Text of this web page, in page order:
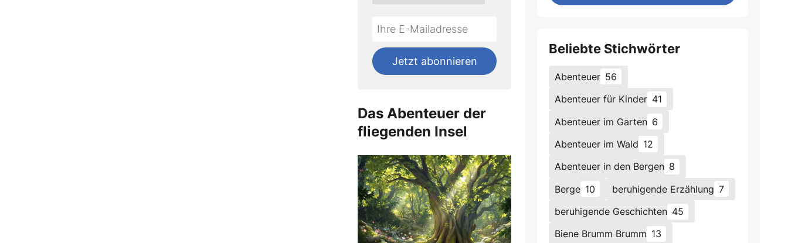
Do
fill
this
*Ihre
Mailadresse:
Jetzt abonnieren
Das Abenteuer der
fliegenden Insel
Beliebte Stichwörter
Abenteuer 56
Abenteuer für Kinder 41
Abenteuer im Garten 6
Abenteuer im Wald 12
Abenteuer in den Bergen 8
Berge 10 beruhigende Erzählung 7
beruhigende Geschichten 45
Biene Brumm Brumm 13